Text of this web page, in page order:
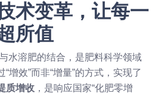
术变革，让每一
所值
水溶肥的结合，是肥料科学领域
增效”而非“增量”的方式，实现了
质增收 ，是响应国家“化肥零增